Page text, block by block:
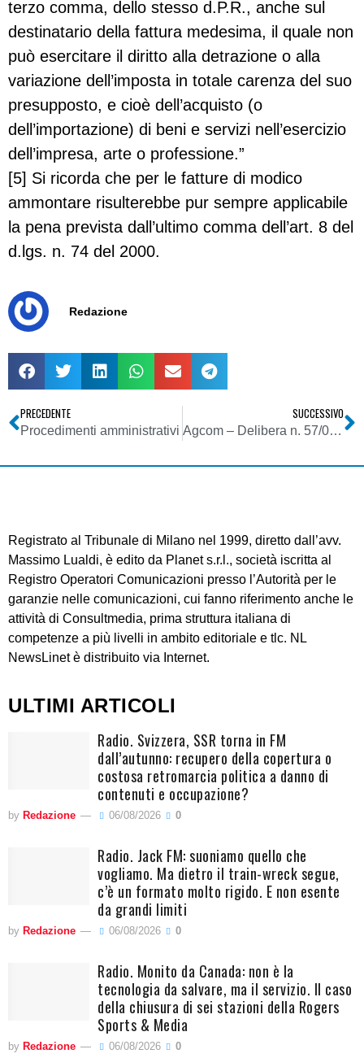
terzo comma, dello stesso d.P.R., anche sul
destinatario della fattura medesima, il quale non
può esercitare il diritto alla detrazione o alla
variazione dell’imposta in totale carenza del suo
presupposto, e cioè dell’acquisto (o
dell’importazione) di beni e servizi nell’esercizio
dell’impresa, arte o professione.”
[5] Si ricorda che per le fatture di modico
ammontare risulterebbe pur sempre applicabile
la pena prevista dall’ultimo comma dell’art. 8 del
d.lgs. n. 74 del 2000.
Redazione
PRECEDENTE
Procedimenti amministrativi
SUCCESSIVO
Agcom – Delibera n. 57/07/CSP
Registrato al Tribunale di Milano nel 1999, diretto dall’avv.
Massimo Lualdi, è edito da Planet s.r.l., società iscritta al
Registro Operatori Comunicazioni presso l’Autorità per le
garanzie nelle comunicazioni, cui fanno riferimento anche le
attività di Consultmedia, prima struttura italiana di
competenze a più livelli in ambito editoriale e tlc. NL
NewsLinet è distribuito via Internet.
ULTIMI ARTICOLI
Radio. Svizzera, SSR torna in FM
dall’autunno: recupero della copertura o
costosa retromarcia politica a danno di
contenuti e occupazione?
by Redazione 06/08/2026 0
Radio. Jack FM: suoniamo quello che
vogliamo. Ma dietro il train-wreck segue,
c’è un formato molto rigido. E non esente
da grandi limiti
by Redazione 06/08/2026 0
Radio. Monito da Canada: non è la
tecnologia da salvare, ma il servizio. Il caso
della chiusura di sei stazioni della Rogers
Sports & Media
by Redazione 06/08/2026 0